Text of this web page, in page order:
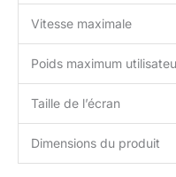
Vitesse maximale
Poids maximum
Taille de l’écran
Dimensions du produit